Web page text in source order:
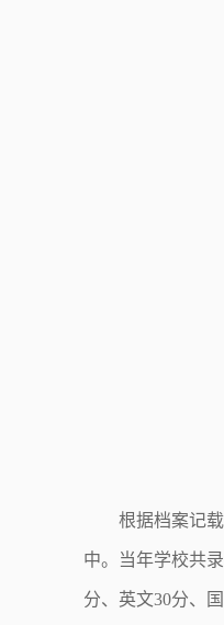
根据档案记
中。当年学校共
分、英文30分、